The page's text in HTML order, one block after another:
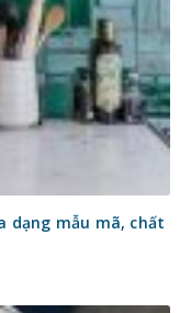
dạng mẫu mã, chất